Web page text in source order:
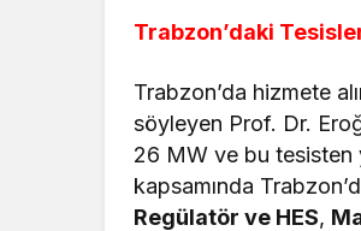
Trabzon’daki
Trabzon’da hizmete
söyleyen Prof. Dr.
26 MW ve bu tesisten
kapsamında
Regülatör ve HES,